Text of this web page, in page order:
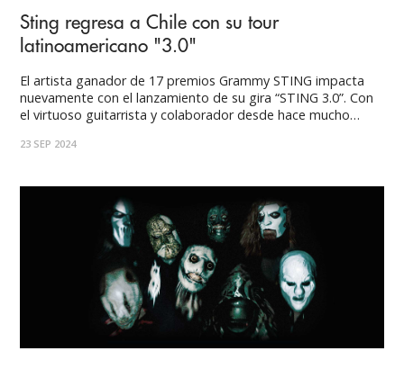
Sting regresa a Chile con su tour
latinoamericano "3.0"
El artista ganador de 17 premios Grammy STING impacta
nuevamente con el lanzamiento de su gira “STING 3.0”. Con
el virtuoso guitarrista y colaborador desde hace mucho
(Mumford & Sons, Maggie Rogers), Sting interpretará los
23 SEP 2024